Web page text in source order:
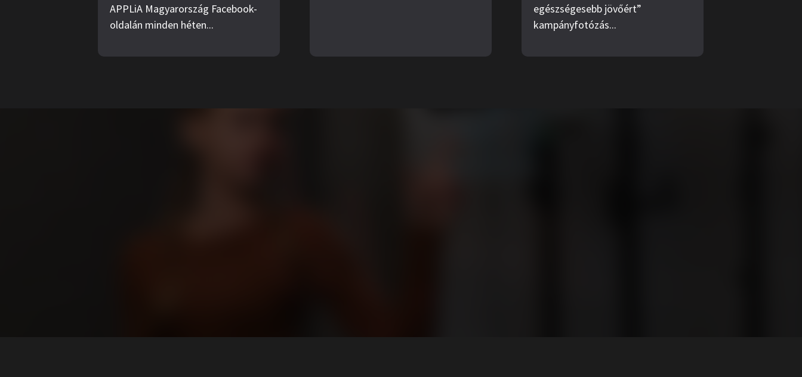
APPLiA Magyarország Facebook-
oldalán minden héten...
egészségesebb jövőért”
kampányfotózás...